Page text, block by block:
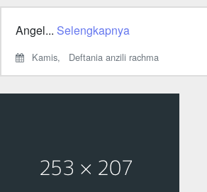
Angel... Selengkapnya
Kamis, Deftania anzili rachma